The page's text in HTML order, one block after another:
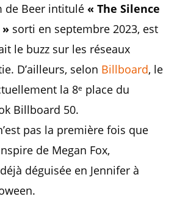
de Beer intitulé « The Silence
» sorti en septembre 2023, est
le buzz sur les réseaux
D’ailleurs, selon Billboard, le
la 8ᵉ place du
Billboard 50.
pas la première fois que
de Megan Fox,
déguisée en Jennifer à